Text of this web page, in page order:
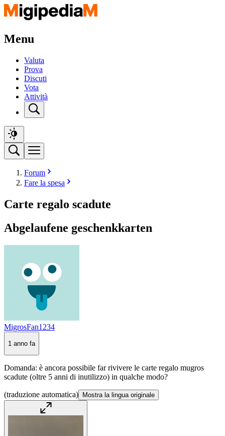
Menu
Valuta
Prova
Discuti
Vota
Attività
Forum
Fare la spesa
Carte regalo scadute
Abgelaufene geschenkkarten
MigrosFan1234
1 anno fa
Domanda: è ancora possibile far rivivere le carte regalo mugros
scadute (oltre 5 anni di inutilizzo) in qualche modo?
(traduzione automatica) Mostra la lingua originale